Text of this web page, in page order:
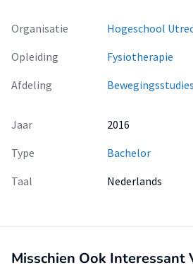
Organisatie
Hogeschool
Opleiding
Fysiotherapie
Afdeling
Bewegingsstudies
Jaar
2016
Type
Bachelor
Taal
Nederlands
Misschien Ook Interessant